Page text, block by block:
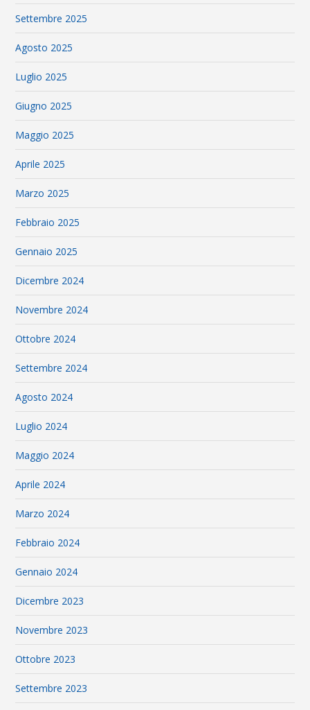
Settembre 2025
Agosto 2025
Luglio 2025
Giugno 2025
Maggio 2025
Aprile 2025
Marzo 2025
Febbraio 2025
Gennaio 2025
Dicembre 2024
Novembre 2024
Ottobre 2024
Settembre 2024
Agosto 2024
Luglio 2024
Maggio 2024
Aprile 2024
Marzo 2024
Febbraio 2024
Gennaio 2024
Dicembre 2023
Novembre 2023
Ottobre 2023
Settembre 2023